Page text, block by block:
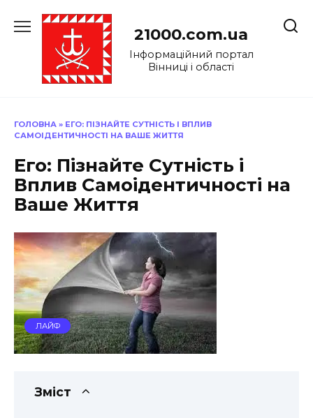
до
21000.com.ua
Інформаційний портал
Вінниці і області
ГОЛОВНА » ЕГО: ПІЗНАЙТЕ СУТНІСТЬ І ВПЛИВ
САМОІДЕНТИЧНОСТІ НА ВАШЕ ЖИТТЯ
Его: Пізнайте Сутність і
Вплив Самоідентичності на
Ваше Життя
ЛАЙФ
Зміст